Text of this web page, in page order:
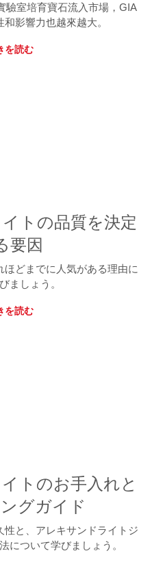
驗室培育寶石流入市場，GIA
影響力也越來越大。
を読む
トの品質を決定
要因
どまでに人気がある理由に
ましょう。
を読む
トのお手入れと
グガイド
性と、アレキサンドライトジ
について学びましょう。